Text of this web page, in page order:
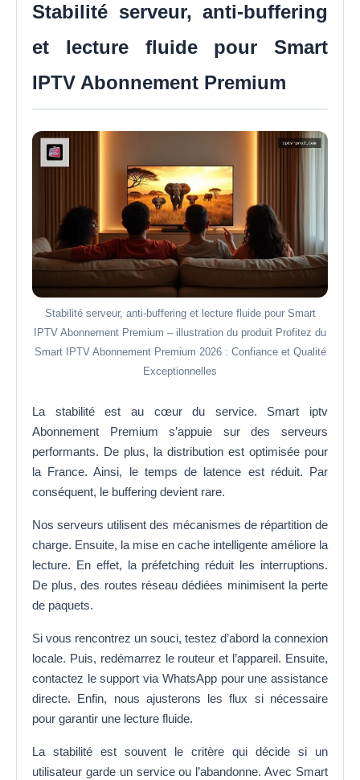
Stabilité serveur, anti-buffering
et lecture fluide pour Smart
IPTV Abonnement Premium
Stabilité serveur, anti-buffering et lecture fluide pour Smart
IPTV Abonnement Premium – illustration du produit Profitez du
Smart IPTV Abonnement Premium 2026 : Confiance et Qualité
Exceptionnelles
La stabilité est au cœur du service. Smart iptv
Abonnement Premium s’appuie sur des serveurs
performants. De plus, la distribution est optimisée pour
la France. Ainsi, le temps de latence est réduit. Par
conséquent, le buffering devient rare.
Nos serveurs utilisent des mécanismes de répartition de
charge. Ensuite, la mise en cache intelligente améliore la
lecture. En effet, la préfetching réduit les interruptions.
De plus, des routes réseau dédiées minimisent la perte
de paquets.
Si vous rencontrez un souci, testez d’abord la connexion
locale. Puis, redémarrez le routeur et l’appareil. Ensuite,
contactez le support via WhatsApp pour une assistance
directe. Enfin, nous ajusterons les flux si nécessaire
pour garantir une lecture fluide.
La stabilité est souvent le critère qui décide si un
utilisateur garde un service ou l’abandonne. Avec Smart